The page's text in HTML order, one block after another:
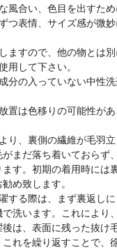
風合い、色目を出すた
つ表情、サイズ感が微
ますので、他の物とは別
用して下さい。
分の入っていない中性
置は色移りの可能性が
り、裏側の繊維が毛羽
まだ落ち着いておらず
す。初期の着用時には
め致します。
する際は、まず裏返し
洗います。これにより
は、表面に残った抜け
れを繰り返すことで、